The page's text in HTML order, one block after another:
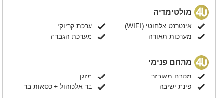
מולטימדיה
אינטרנט אלחוטי (WIFI)
ערכת קריוקי
מערכות תאורה
מערכת הגברה
מתחם פנימי
מטבח מאובזר
מזגן
פינת ישיבה
בר אלכוהול + כסאות בר